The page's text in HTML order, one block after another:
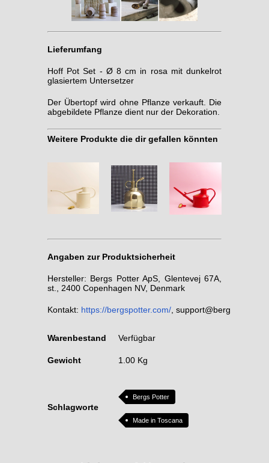
Lieferumfang
Hoff Pot Set - Ø 8 cm in rosa mit dunkelrot
glasiertem Untersetzer
Der Übertopf wird ohne Pflanze verkauft. Die
abgebildete Pflanze dient nur der Dekoration.
Weitere Produkte die dir gefallen könnten
Angaben zur Produktsicherheit
Hersteller: Bergs Potter ApS, Glentevej 67A,
st., 2400 Copenhagen NV, Denmark
Kontakt: https://bergspotter.com/,
Warenbestand Verfügbar
Gewicht 1.00 Kg
Schlagworte
Bergs Potter
Made in Toscana